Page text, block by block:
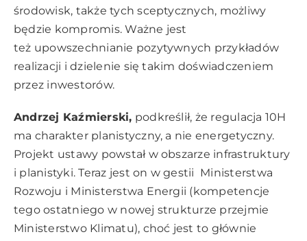
środowisk, także tych sceptycznych, możliwy
będzie kompromis. Ważne jest
też upowszechnianie pozytywnych przykładów
realizacji i dzielenie się takim doświadczeniem
przez inwestorów.
Andrzej Kaźmierski, podkreślił, że regulacja 10H
ma charakter planistyczny, a nie energetyczny.
Projekt ustawy powstał w obszarze infrastruktury
i planistyki. Teraz jest on w gestii Ministerstwa
Rozwoju i Ministerstwa Energii (kompetencje
tego ostatniego w nowej strukturze przejmie
Ministerstwo Klimatu), choć jest to głównie